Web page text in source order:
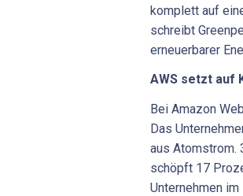
komplett auf
schreibt
erneuerbarer
AWS setzt auf
Bei Amazon
Das
aus Atomstrom.
schöpft 17
Unternehmen